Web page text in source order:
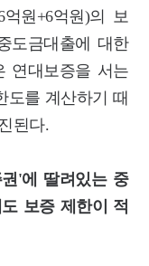
원+6억원)의 보
도금대출에 대한
연대보증을 서는
도를 계산하기 때
된다.
'에 딸려있는 중
보증 제한이 적